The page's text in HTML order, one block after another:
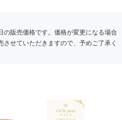
の販売価格です。価格が変更になる場合
せていただきますので、予めご了承く